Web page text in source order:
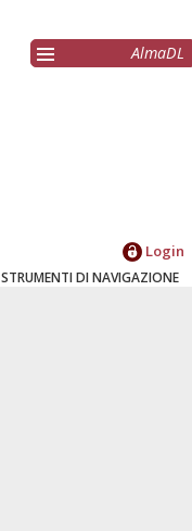
AlmaDL
Login
STRUMENTI DI NAVIGAZIONE